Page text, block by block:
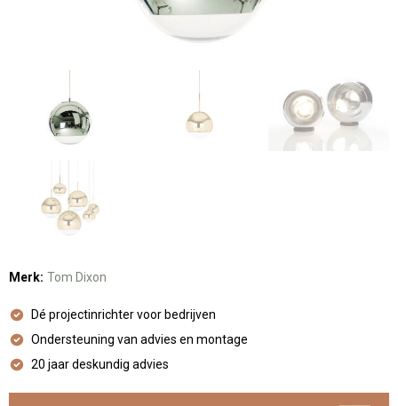
Merk: Tom Dixon
Dé projectinrichter voor bedrijven
Ondersteuning van advies en montage
20 jaar deskundig advies